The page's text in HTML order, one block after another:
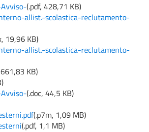
(.pdf, 428,71 KB)
allist.-scolastica-reclutamento-
19,96 KB)
allist.-scolastica-reclutamento-
661,83 KB)
)
(.doc, 44,5 KB)
(.p7m, 1,09 MB)
(.pdf, 1,1 MB)